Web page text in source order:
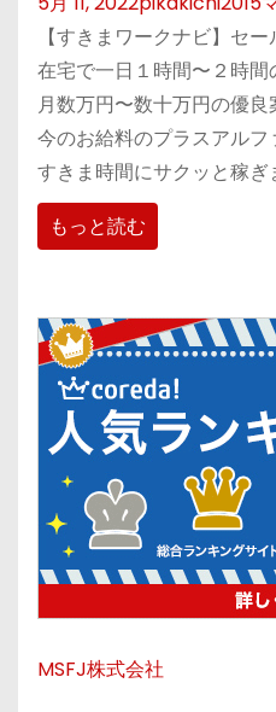
【すきまワークナビ】セ
在宅で一日１時間〜２時間
月数万円〜数十万円の優良
今のお給料のプラスアル
すきま時間にサクッと稼ぎ
もっと読む
MSFJ株式会社